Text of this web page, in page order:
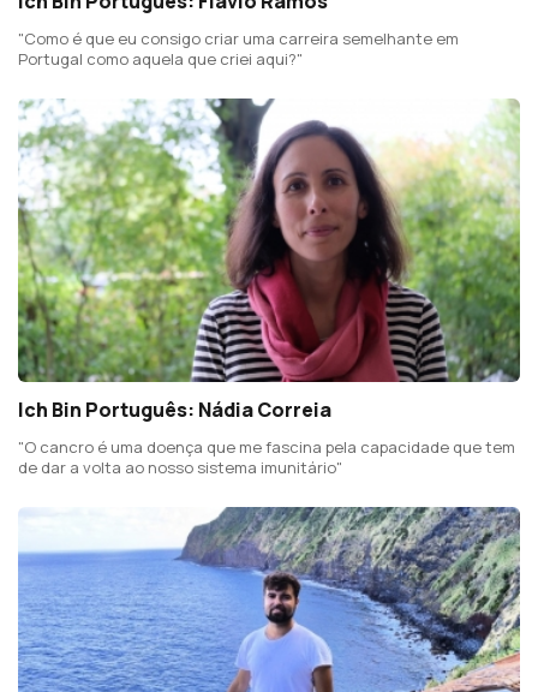
"Como é que eu consigo criar uma carreira semelhante em
Portugal como aquela que criei aqui?"
Ich Bin Português: Nádia Correia
"O cancro é uma doença que me fascina pela capacidade que tem
de dar a volta ao nosso sistema imunitário"